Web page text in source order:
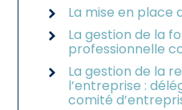
La mise en place
La gestion de la
professionnelle
La gestion de la
l’entreprise :
comité